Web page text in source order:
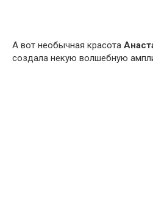
А вот необычная красота
создала некую волшебную